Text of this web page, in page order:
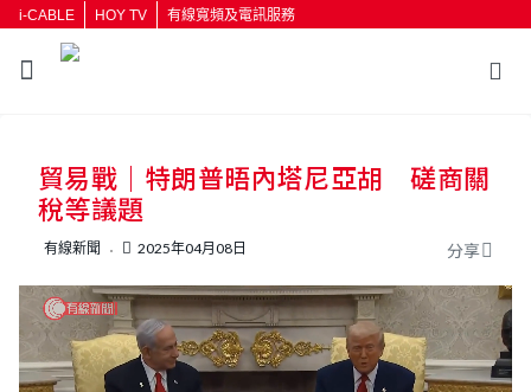
i-CABLE HOY TV 有線寬頻及電訊服務
按輸入鍵開始搜尋
貿易戰｜特朗普晤內塔尼亞胡 磋商關
稅等議題
有線新聞 2025年04月08日 分享